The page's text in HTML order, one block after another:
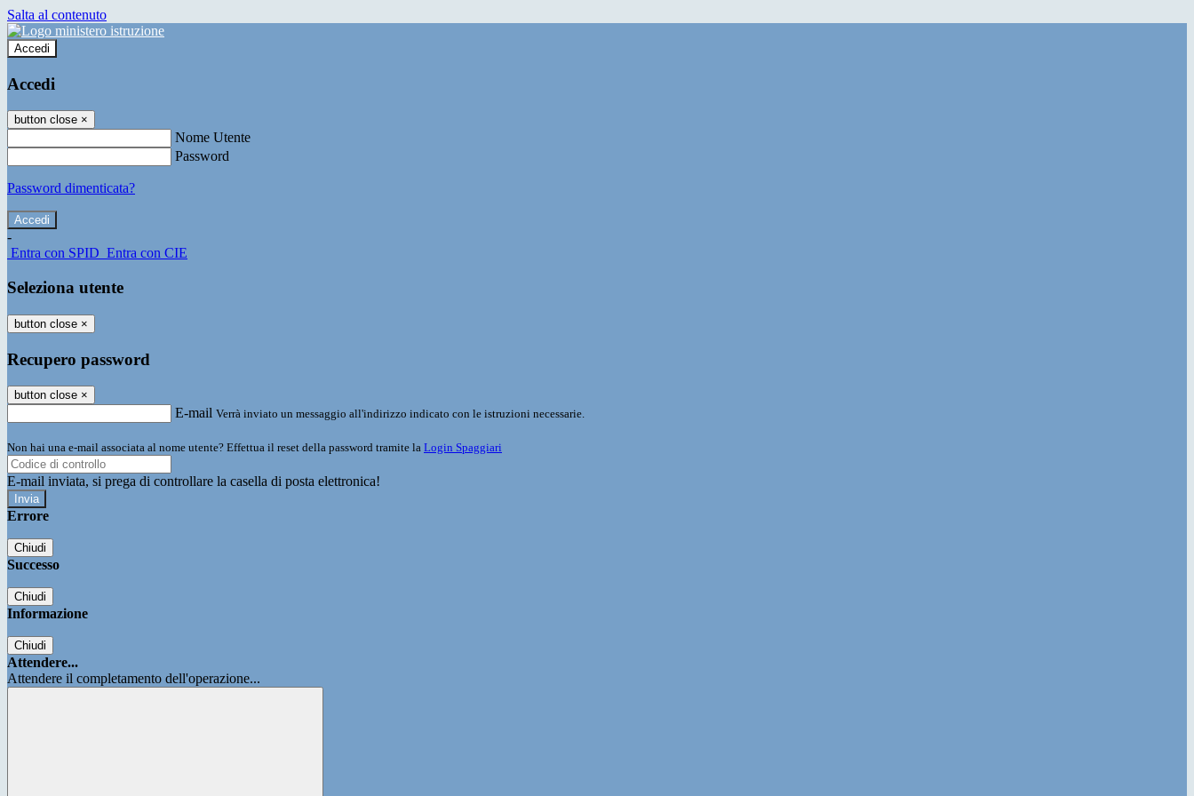
Salta al contenuto
Accedi
Accedi
button close ×
Nome Utente
Password
Password dimenticata?
-
Entra con SPID Entra con CIE
Seleziona utente
button close ×
Recupero password
button close ×
E-mail Verrà inviato un messaggio all'indirizzo indicato con le istruzioni necessarie.
Non hai una e-mail associata al nome utente? Effettua il reset della password tramite la Login Spaggiari
E-mail inviata, si prega di controllare la casella di posta elettronica!
Errore
Chiudi
Successo
Chiudi
Informazione
Chiudi
Attendere...
Attendere il completamento dell'operazione...